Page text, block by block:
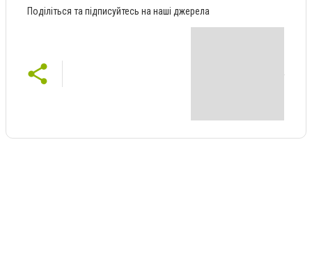
Поділіться та підписуйтесь на наші джерела